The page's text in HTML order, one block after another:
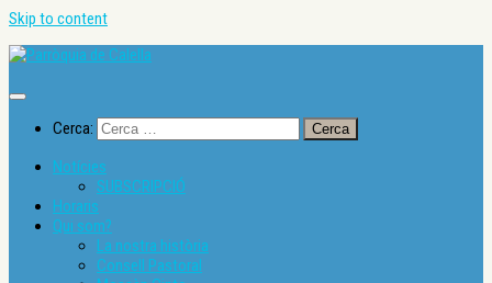
Skip to content
Cerca:
Notícies
SUBSCRIPCIÓ
Horaris
Qui som?
La nostra història
Consell Pastoral